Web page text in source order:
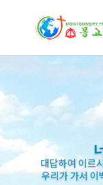
대답하여 이르
우리가 가서 이